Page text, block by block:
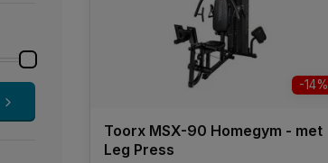
-14%
Toorx MSX-90 Homegym - met
Leg Press